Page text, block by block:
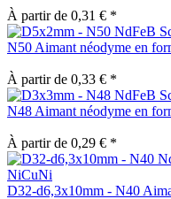
À partir de 0,31 € *
N50 Aimant néodyme en
À partir de 0,33 € *
N48 Aimant néodyme en
À partir de 0,29 € *
D32-d6,3x10mm - N40